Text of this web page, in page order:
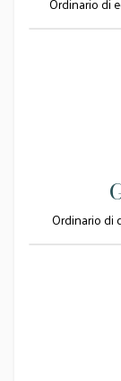
Ordinario di